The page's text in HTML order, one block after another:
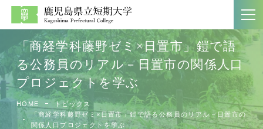
大学案内
ホーム
学科紹介
文学科
「商経学科藤野ゼミ×日置市」鎧で語
る公務員のリアル－日置市の関係人口
プロジェクトを学ぶ
HOME
トピックス
「商経学科藤野ゼミ×日置市」鎧で語る公務員のリアル－日置市の
関係人口プロジェクトを学ぶ